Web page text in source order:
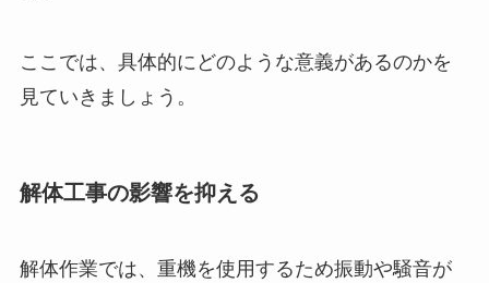
ここでは、具体的にどのような意義があるのかを